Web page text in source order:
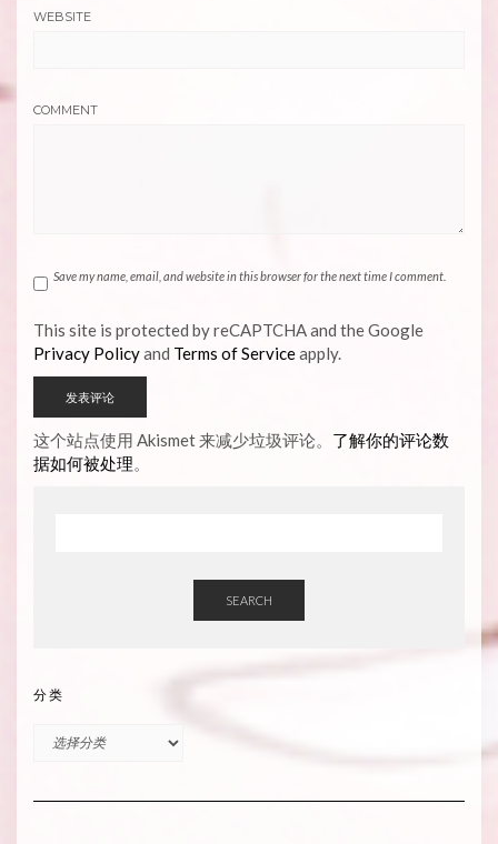
WEBSITE
COMMENT
Save my name, email, and website in this browser for the next time I comment.
This site is protected by reCAPTCHA and the Google
Privacy Policyand Terms of Serviceapply.
这个站点使用 Akismet 来减少垃圾评论。 了解你的评论数
据如何被处理。
SEARCH
分类